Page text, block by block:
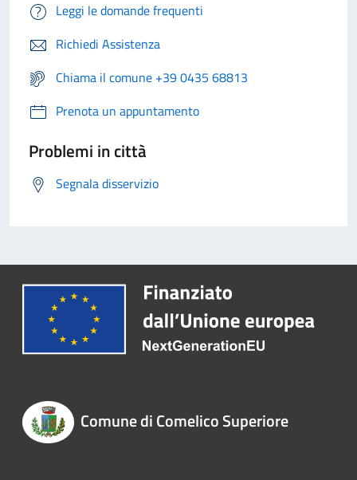
Leggi le domande frequenti
Richiedi Assistenza
Chiama il comune +39 0435 68813
Prenota un appuntamento
Problemi in città
Segnala disservizio
Comune di Comelico Superiore